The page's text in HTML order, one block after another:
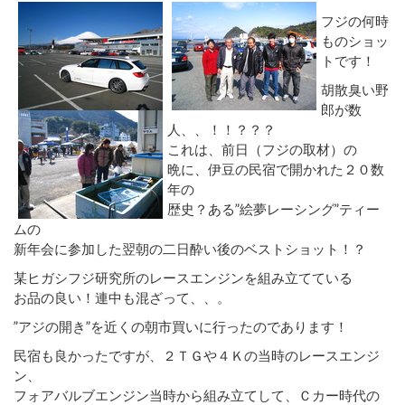
フジの何時
ものショッ
トです！
胡散臭い野
郎が数
人、、！！？？？
これは、前日（フジの取材）の
晩に、伊豆の民宿で開かれた２０数
年の
歴史？ある”絵夢レーシング”ティー
ムの
新年会に参加した翌朝の二日酔い後のベストショット！？
某ヒガシフジ研究所のレースエンジンを組み立てている
お品の良い！連中も混ざって、、。
”アジの開き”を近くの朝市買いに行ったのであります！
民宿も良かったですが、２ＴＧや４Ｋの当時のレースエンジ
ン、
フォアバルブエンジン当時から組み立てして、Ｃカー時代の